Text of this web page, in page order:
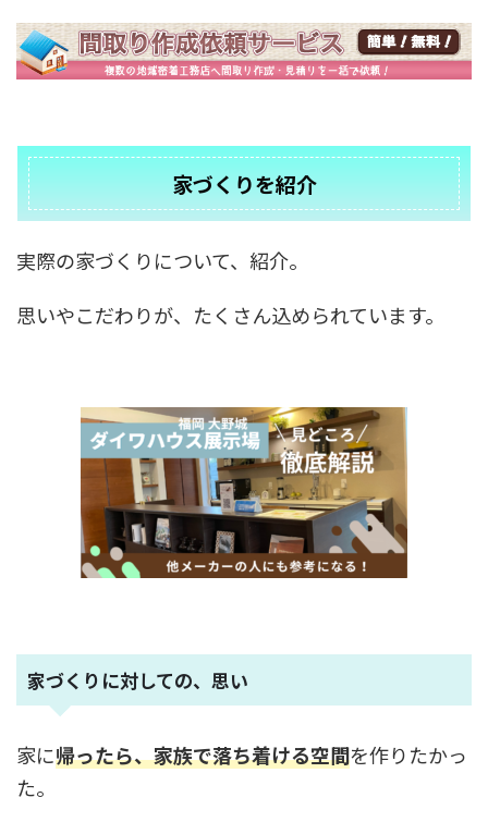
家づくりを紹介
実際の家づくりについて、紹介。
思いやこだわりが、たくさん込められています。
家づくりに対しての、思い
家に帰ったら、家族で落ち着ける空間を作りたかっ
た。